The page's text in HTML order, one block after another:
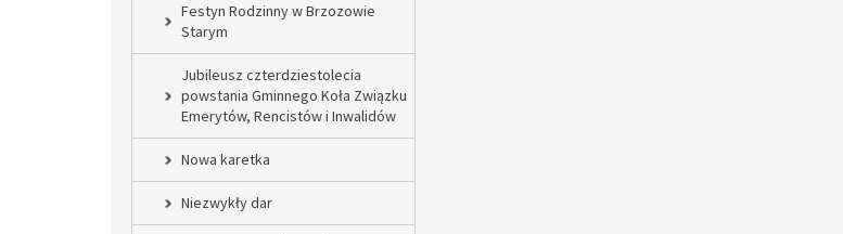
Festyn Rodzinny w Brzozowie
Starym
Jubileusz czterdziestolecia
powstania Gminnego Koła Związku
Emerytów, Rencistów i Inwalidów
Nowa karetka
Niezwykły dar